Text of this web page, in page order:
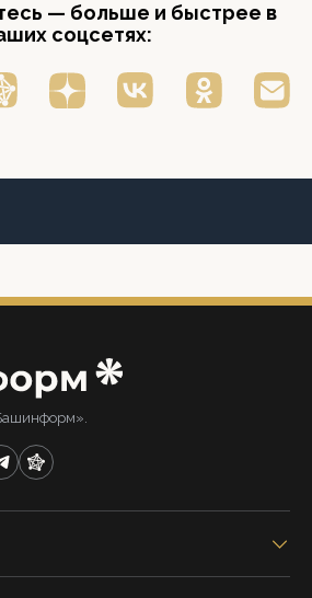
— больше и быстрее в
соцсетях: